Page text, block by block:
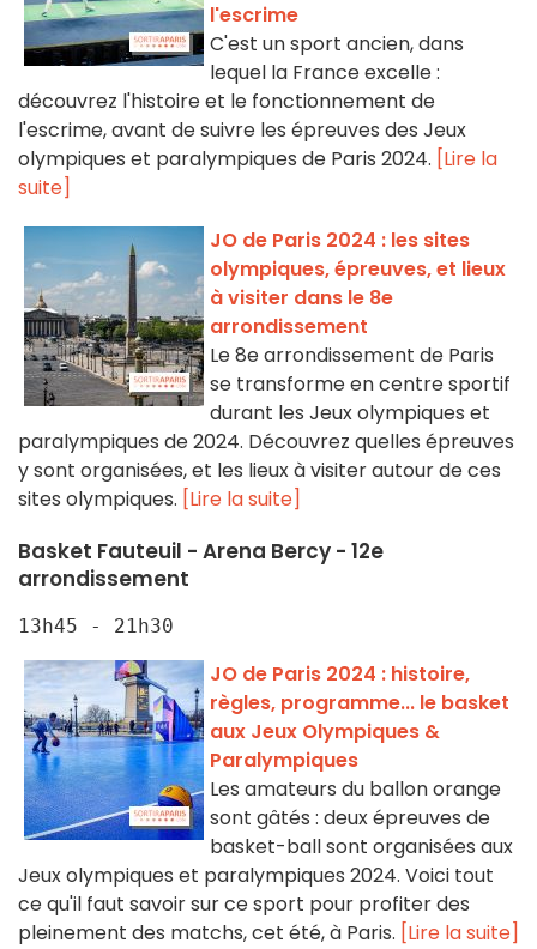
l'escrime
C'est un sport ancien, dans
lequel la France excelle :
découvrez l'histoire et le fonctionnement de
l'escrime, avant de suivre les épreuves des Jeux
olympiques et paralympiques de Paris 2024. [Lire la
suite]
JO de Paris 2024 : les sites
olympiques, épreuves, et lieux
à visiter dans le 8e
arrondissement
Le 8e arrondissement de Paris
se transforme en centre sportif
durant les Jeux olympiques et
paralympiques de 2024. Découvrez quelles épreuves
y sont organisées, et les lieux à visiter autour de ces
sites olympiques. [Lire la suite]
Basket Fauteuil - Arena Bercy - 12e
arrondissement
13h45 - 21h30
JO de Paris 2024 : histoire,
règles, programme... le basket
aux Jeux Olympiques &
Paralympiques
Les amateurs du ballon orange
sont gâtés : deux épreuves de
basket-ball sont organisées aux
Jeux olympiques et paralympiques 2024. Voici tout
ce qu'il faut savoir sur ce sport pour profiter des
pleinement des matchs, cet été, à Paris. [Lire la suite]